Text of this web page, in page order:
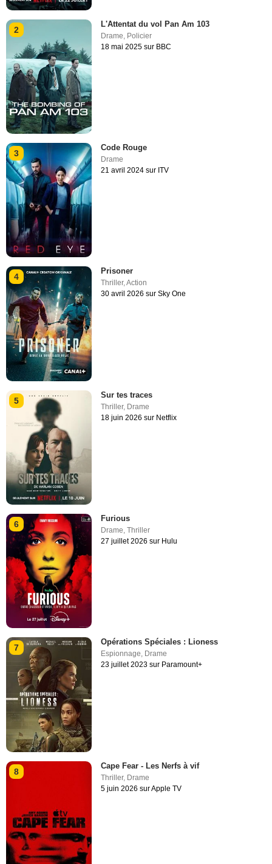
2
L'Attentat du vol Pan Am 103
Drame Policier
18 mai 2025 sur BBC
3
Code Rouge
Drame
21 avril 2024 sur ITV
4
Prisoner
Thriller,Action
30 avril 2026 sur Sky One
5
Sur tes traces
Thriller, Drame
18 juin 2026 sur Netflix
6
Furious
Drame,Thriller
27 juillet 2026 sur Hulu
7
Opérations Spéciales : Lioness
Espionnage, Drame
23 juillet 2023 sur Paramount+
8
Cape Fear - Les Nerfs à vif
Thriller, Drame
5 juin 2026 sur Apple TV